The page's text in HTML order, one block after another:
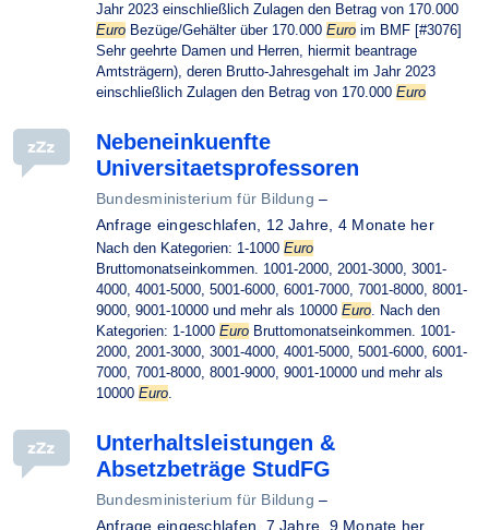
Jahr 2023 einschließlich Zulagen den Betrag von 170.000
Euro Bezüge/Gehälter über 170.000 Euro im BMF [#3076]
Sehr geehrte Damen und Herren, hiermit beantrage
Amtsträgern), deren Brutto-Jahresgehalt im Jahr 2023
einschließlich Zulagen den Betrag von 170.000 Euro
Nebeneinkuenfte
Universitaetsprofessoren
Bundesministerium für Bildung –
Anfrage eingeschlafen, 12 Jahre, 4 Monate her
Nach den Kategorien: 1-1000 Euro
Bruttomonatseinkommen. 1001-2000, 2001-3000, 3001-
4000, 4001-5000, 5001-6000, 6001-7000, 7001-8000, 8001-
9000, 9001-10000 und mehr als 10000 Euro. Nach den
Kategorien: 1-1000 Euro Bruttomonatseinkommen. 1001-
2000, 2001-3000, 3001-4000, 4001-5000, 5001-6000, 6001-
7000, 7001-8000, 8001-9000, 9001-10000 und mehr als
10000 Euro.
Unterhaltsleistungen &
Absetzbeträge StudFG
Bundesministerium für Bildung –
Anfrage eingeschlafen, 7 Jahre, 9 Monate her